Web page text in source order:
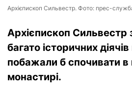
Архієпископ Сильвестр. Фото: прес-
Архієпископ
багато історичних
побажали б спочивати
монастирі.